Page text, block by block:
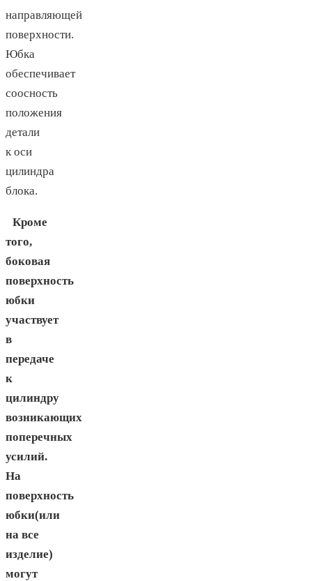
направляющей
поверхности.
Юбка
обеспечивает
соосность
положения
детали
к оси
цилиндра
блока.
Кроме
того,
боковая
поверхность
юбки
участвует
в
передаче
к
цилиндру
возникающих
поперечных
усилий.
На
поверхность
юбки(или
на все
изделие)
могут